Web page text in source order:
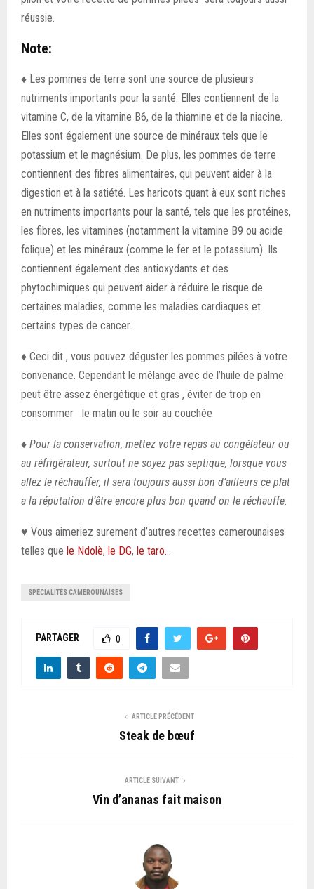
réussie.
Note:
♦ Les pommes de terre sont une source de plusieurs
nutriments importants pour la santé. Elles contiennent de la
vitamine C, de la vitamine B6, de la thiamine et de la niacine.
Elles sont également une source de minéraux tels que le
potassium et le magnésium. De plus, les pommes de terre
contiennent des fibres alimentaires, qui peuvent aider à la
digestion et à la satiété. Les haricots quant à eux sont riches
en nutriments importants pour la santé, tels que les protéines,
les fibres, les vitamines (notamment la vitamine B9 ou acide
folique) et les minéraux (comme le fer et le potassium). Ils
contiennent également des antioxydants et des
phytochimiques qui peuvent aider à réduire le risque de
certaines maladies, comme les maladies cardiaques et
certains types de cancer.
♦ Ceci dit , vous pouvez déguster les pommes pilées à votre
convenance. Cependant le mélange avec de l’huile de palme
peut être assez énergétique et gras , éviter de trop en
consommer le matin ou le soir au couchée
♦ Pour la conservation, mettez votre repas au congélateur ou
au réfrigérateur, surtout ne soyez pas septique, lorsque vous
allez le réchauffer, il sera toujours aussi bon d’ailleurs ce plat
a la réputation d’être encore plus bon quand on le réchauffe.
♥ Vous aimeriez surement d’autres recettes camerounaises
telles que le Ndolè, le DG, le taro…
SPÉCIALITÉS CAMEROUNAISES
PARTAGER 0
ARTICLE PRÉCÉDENT
Steak de bœuf
ARTICLE SUIVANT
Vin d’ananas fait maison